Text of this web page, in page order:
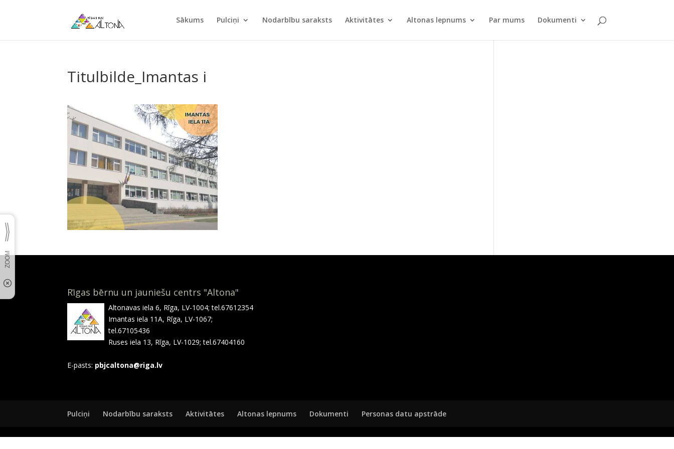
Sākums Pulciņi Nodarbību saraksts Aktivitātes Altonas lepnums Par mums Dokumenti
Titulbilde_Imantas i
Rīgas bērnu un jauniešu centrs "Altona"
Altonavas iela 6, Rīga, LV-1004; tel.67612354
Imantas iela 11A, Rīga, LV-1067;
tel.67105436
Ruses iela 13, Rīga, LV-1029; tel.67404160
E-pasts: pbjcaltona@riga.lv
Pulciņi Nodarbību saraksts Aktivitātes Altonas lepnums Dokumenti Personas datu apstrāde